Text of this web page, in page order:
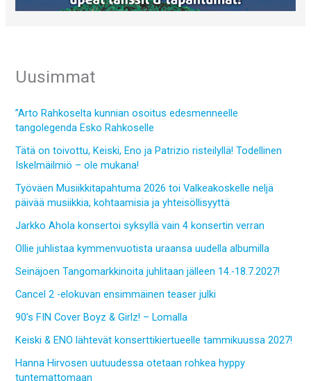
Uusimmat
”Arto Rahkoselta kunnian osoitus edesmenneelle
tangolegenda Esko Rahkoselle
Tätä on toivottu, Keiski, Eno ja Patrizio risteilyllä! Todellinen
Iskelmäilmiö – ole mukana!
Työväen Musiikkitapahtuma 2026 toi Valkeakoskelle neljä
päivää musiikkia, kohtaamisia ja yhteisöllisyyttä
Jarkko Ahola konsertoi syksyllä vain 4 konsertin verran
Ollie juhlistaa kymmenvuotista uraansa uudella albumilla
Seinäjoen Tangomarkkinoita juhlitaan jälleen 14.-18.7.2027!
Cancel 2 -elokuvan ensimmäinen teaser julki
90’s FIN Cover Boyz & Girlz! – Lomalla
Keiski & ENO lähtevät konserttikiertueelle tammikuussa 2027!
Hanna Hirvosen uutuudessa otetaan rohkea hyppy
tuntemattomaan